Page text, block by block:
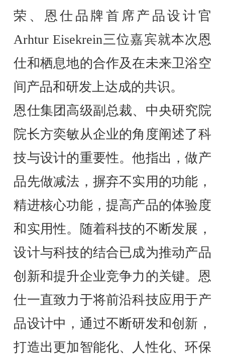
荣、恩仕品牌首席产品设计官
Arhtur Eisekrein三位嘉宾就本次恩
仕和栖息地的合作及在未来卫浴空
间产品和研发上达成的共识。
恩仕集团高级副总裁、中央研究院
院长方奕敏从企业的角度阐述了科
技与设计的重要性。他指出，做产
品先做减法，摒弃不实用的功能，
精进核心功能，提高产品的体验度
和实用性。随着科技的不断发展，
设计与科技的结合已成为推动产品
创新和提升企业竞争力的关键。恩
仕一直致力于将前沿科技应用于产
品设计中，通过不断研发和创新，
打造出更加智能化、人性化、环保